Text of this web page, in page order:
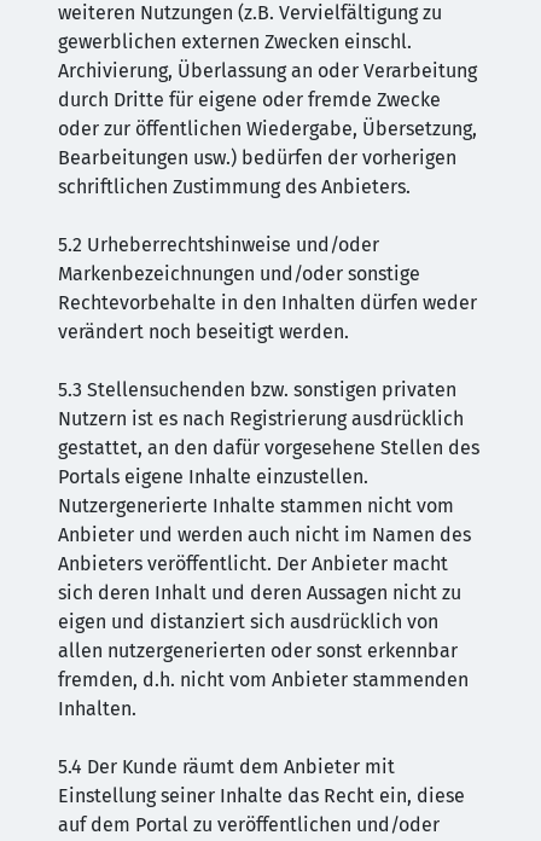
weiteren Nutzungen (z.B. Vervielfältigung zu
gewerblichen externen Zwecken einschl.
Archivierung, Überlassung an oder Verarbeitung
durch Dritte für eigene oder fremde Zwecke
oder zur öffentlichen Wiedergabe, Übersetzung,
Bearbeitungen usw.) bedürfen der vorherigen
schriftlichen Zustimmung des Anbieters.
5.2 Urheberrechtshinweise und/oder
Markenbezeichnungen und/oder sonstige
Rechtevorbehalte in den Inhalten dürfen weder
verändert noch beseitigt werden.
5.3 Stellensuchenden bzw. sonstigen privaten
Nutzern ist es nach Registrierung ausdrücklich
gestattet, an den dafür vorgesehene Stellen des
Portals eigene Inhalte einzustellen.
Nutzergenerierte Inhalte stammen nicht vom
Anbieter und werden auch nicht im Namen des
Anbieters veröffentlicht. Der Anbieter macht
sich deren Inhalt und deren Aussagen nicht zu
eigen und distanziert sich ausdrücklich von
allen nutzergenerierten oder sonst erkennbar
fremden, d.h. nicht vom Anbieter stammenden
Inhalten.
5.4 Der Kunde räumt dem Anbieter mit
Einstellung seiner Inhalte das Recht ein, diese
auf dem Portal zu veröffentlichen und/oder